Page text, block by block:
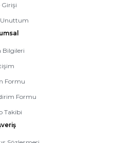
Girişi
Bilgileri
Formu
Formu
Takibi